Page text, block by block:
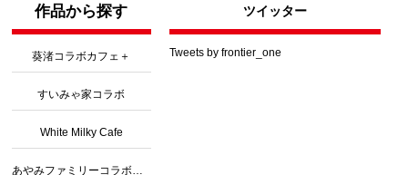
作品から探す
葵渚コラボカフェ＋
すいみゃ家コラボ
White Milky Cafe
ツイッター
Tweets by frontier_one